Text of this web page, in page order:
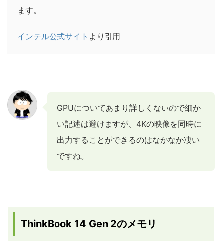
ます。
インテル公式サイト より引用
GPUについてあまり詳しくないので細か
い記述は避けますが、4Kの映像を同時に
出力することができるのはなかなか凄い
ですね。
ThinkBook 14 Gen 2のメモリ